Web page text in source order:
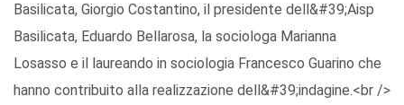
Basilicata, Giorgio Costantino, il presidente dell&#39;Aisp
Basilicata, Eduardo Bellarosa, la sociologa Marianna
Losasso e il laureando in sociologia Francesco Guarino che
hanno contribuito alla realizzazione dell&#39;indagine.<br />